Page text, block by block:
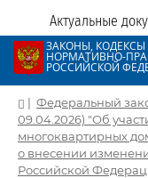
Актуальные
ЗАКОНЫ, КОДЕКСЫ
НОРМАТИВНО-
РОССИЙСКОЙ
| Федеральный
09.04.2026) "Об
многоквартирных
о внесении
Российской